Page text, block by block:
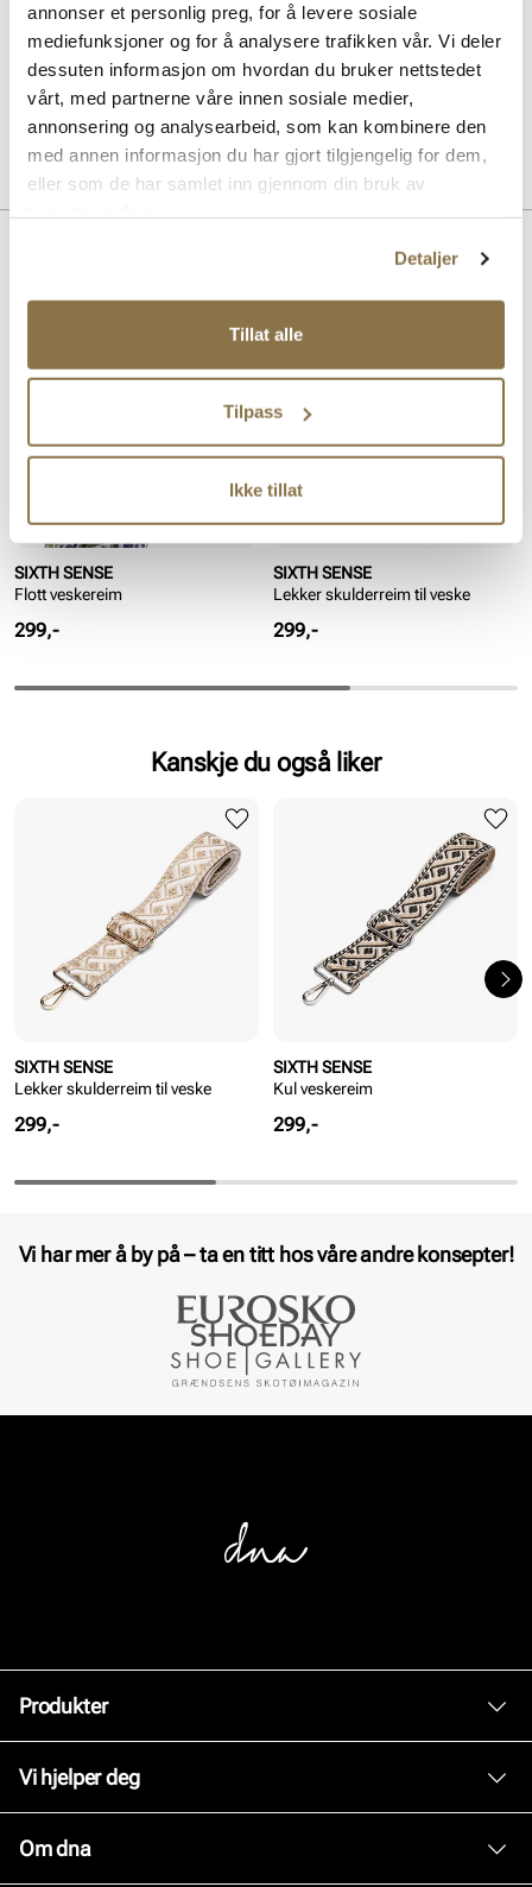
annonser et personlig preg, for å levere sosiale
mediefunksjoner og for å analysere trafikken vår. Vi deler
dessuten informasjon om hvordan du bruker nettstedet
vårt, med partnerne våre innen sosiale medier,
annonsering og analysearbeid, som kan kombinere den
med annen informasjon du har gjort tilgjengelig for dem,
eller som de har samlet inn gjennom din bruk av
Detaljer
Tillat alle
Tilpass
Ikke tillat
Superfine, myke og komfortable veskeremmer som er perfekte for å
variere uttrykket på vesken til enhver anledning. Remmene i fine
farger har en bredde på 5 cm, er justerbare og har detaljer i gull.
Art. nr.94953402
Lev. art. nr8999
SIXTH SENSE
Flott veskereim
Pris
299,-
SIXTH SENSE
Lekker skulderreim til veske
Pris
299,-
Kanskje du også liker
SIXTH SENSE
Lekker skulderreim til veske
Pris
299,-
SIXTH SENSE
Kul veskereim
Pris
299,-
Vi har mer å by på – ta en titt hos våre andre konsepter!
Produkter
Tilbehør
Vi hjelper deg
Om dna